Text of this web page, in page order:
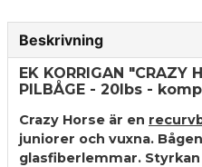
Beskrivning
EK KORRIGAN "CRAZY
PILBÅGE - 20Ibs -
Crazy Horse är en
juniorer och vuxna.
glasfiberlemmar.